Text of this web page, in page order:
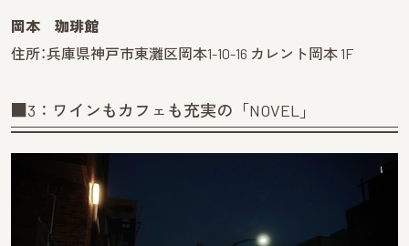
岡本 珈琲館
住所：兵庫県神戸市東灘区岡本1-10-16 カレント岡本 1F
■3：ワインもカフェも充実の「NOVEL」